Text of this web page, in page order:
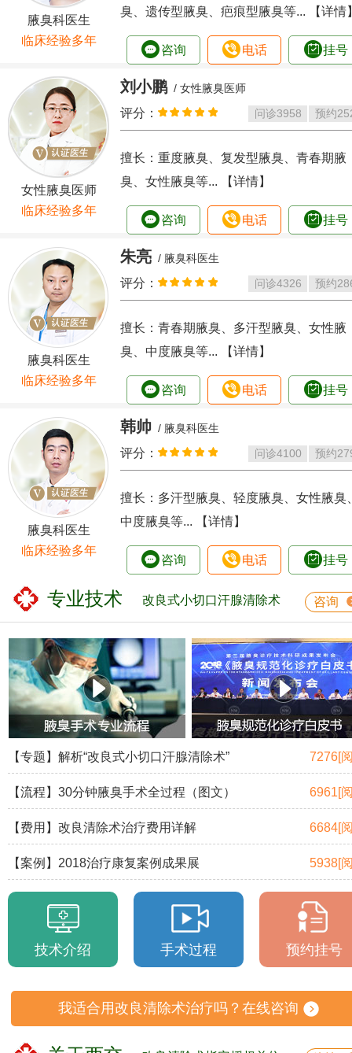
腋臭科医生
临床经验多年
臭、遗传型腋臭、疤痕型腋臭等... 【详情
咨询 电话 挂号
女性腋臭医师
临床经验多年
刘小鹏 / 女性腋臭医师
评分： 问诊3958 预约
擅长：重度腋臭、复发型腋臭、青春期腋
臭、女性腋臭等...
【详情】
咨询 电话 挂号
腋臭科医生
临床经验多年
朱亮 / 腋臭科医生
评分： 问诊4326 预约
擅长：青春期腋臭、多汗型腋臭、女性腋
臭、中度腋臭等...
【详情】
咨询 电话 挂号
腋臭科医生
临床经验多年
韩帅 / 腋臭科医生
评分： 问诊4100 预约
擅长：多汗型腋臭、轻度腋臭、女性腋臭
中度腋臭等...
【详情】
咨询 电话 挂号
专业技术 改良式小切口汗腺清除术 咨询
【专题】解析“改良式小切口汗腺清除术” 7276[
【流程】30分钟腋臭手术全过程（图文） 6961[
【费用】改良清除术治疗费用详解 6684[
【案例】2018治疗康复案例成果展 5938[
技术介绍 手术过程 预约挂号
我适合用改良清除术治疗吗？在线咨询